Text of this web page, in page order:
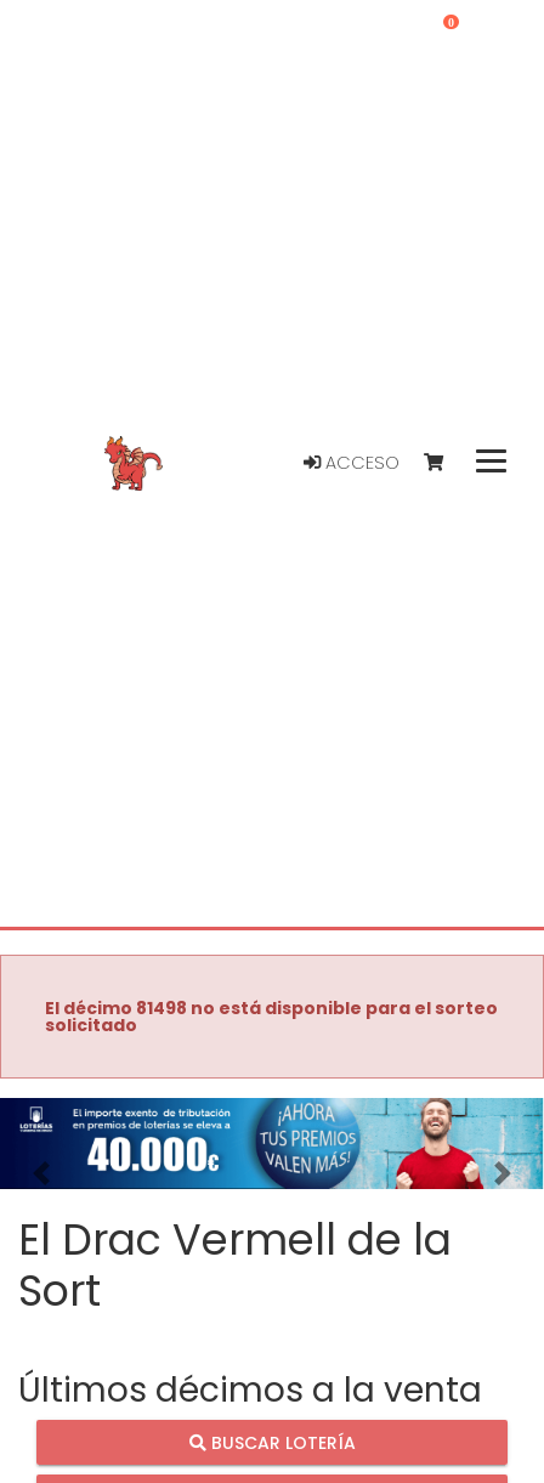
ACCESO
0
El décimo 81498 no está disponible para el sorteo
solicitado
Imagen anterior
El Drac Vermell de la
Sort
Últimos décimos a la venta
BUSCAR LOTERÍA